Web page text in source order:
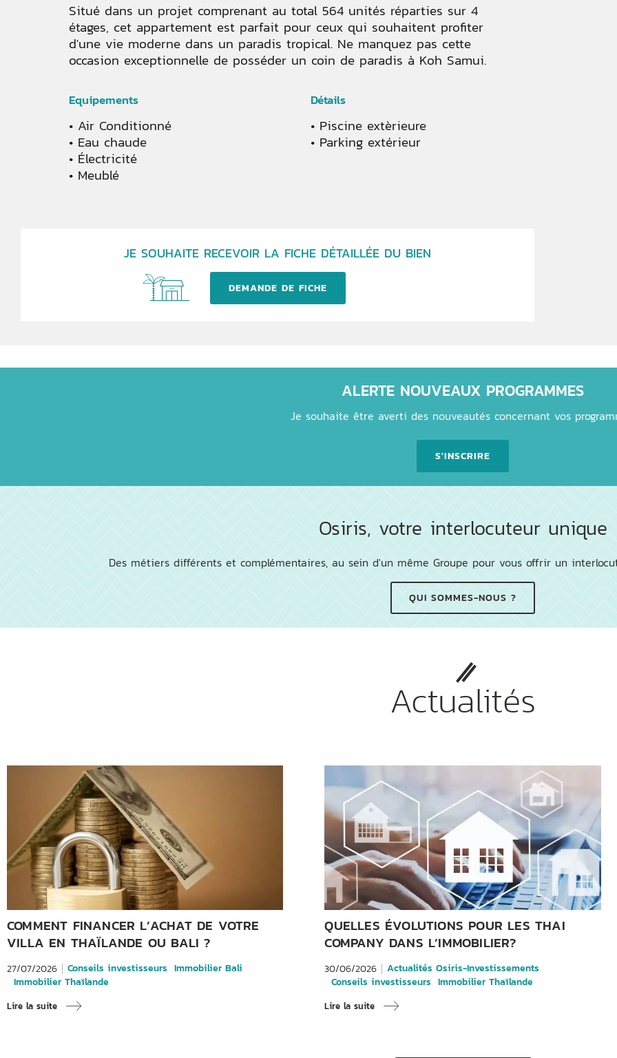
Situé dans un projet comprenant au total 564 unités réparties sur 4
étages, cet appartement est parfait pour ceux qui souhaitent profiter
d'une vie moderne dans un paradis tropical. Ne manquez pas cette
occasion exceptionnelle de posséder un coin de paradis à Koh Samui.
Equipements
Air Conditionné
Eau chaude
Électricité
Meublé
Détails
Piscine extèrieure
Parking extérieur
JE SOUHAITE RECEVOIR LA FICHE DÉTAILLÉE DU BIEN
DEMANDE DE FICHE
ALERTE NOUVEAUX PROGRAMMES
Je souhaite être averti des nouveautés concernant vos
S'INSCRIRE
Osiris, votre interlocuteur unique
Des métiers différents et complémentaires, au sein d'un même Groupe pour vous offrir un
QUI SOMMES-NOUS ?
Actualités
COMMENT FINANCER L’ACHAT DE VOTRE
VILLA EN THAÏLANDE OU BALI ?
27/07/2026 Conseils investisseurs Immobilier Bali
Immobilier Thaïlande
Lire la suite
QUELLES ÉVOLUTIONS POUR LES THAI
COMPANY DANS L’IMMOBILIER?
30/06/2026
Actualités Osiris-Investissements
Conseils investisseurs Immobilier Thaïlande
Lire la suite